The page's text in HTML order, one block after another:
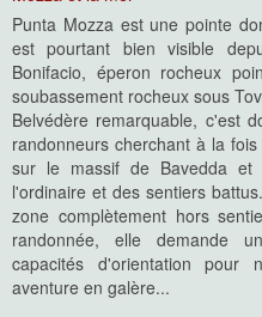
Punta Mozza est une pointe
est pourtant bien visible
Bonifacio, éperon rocheux
soubassement rocheux sous
Belvédère remarquable, c'est
randonneurs cherchant à la
sur le massif de Bavedda
l'ordinaire et des sentiers
zone complètement hors
randonnée, elle demande
capacités d'orientation pour
aventure en galère...